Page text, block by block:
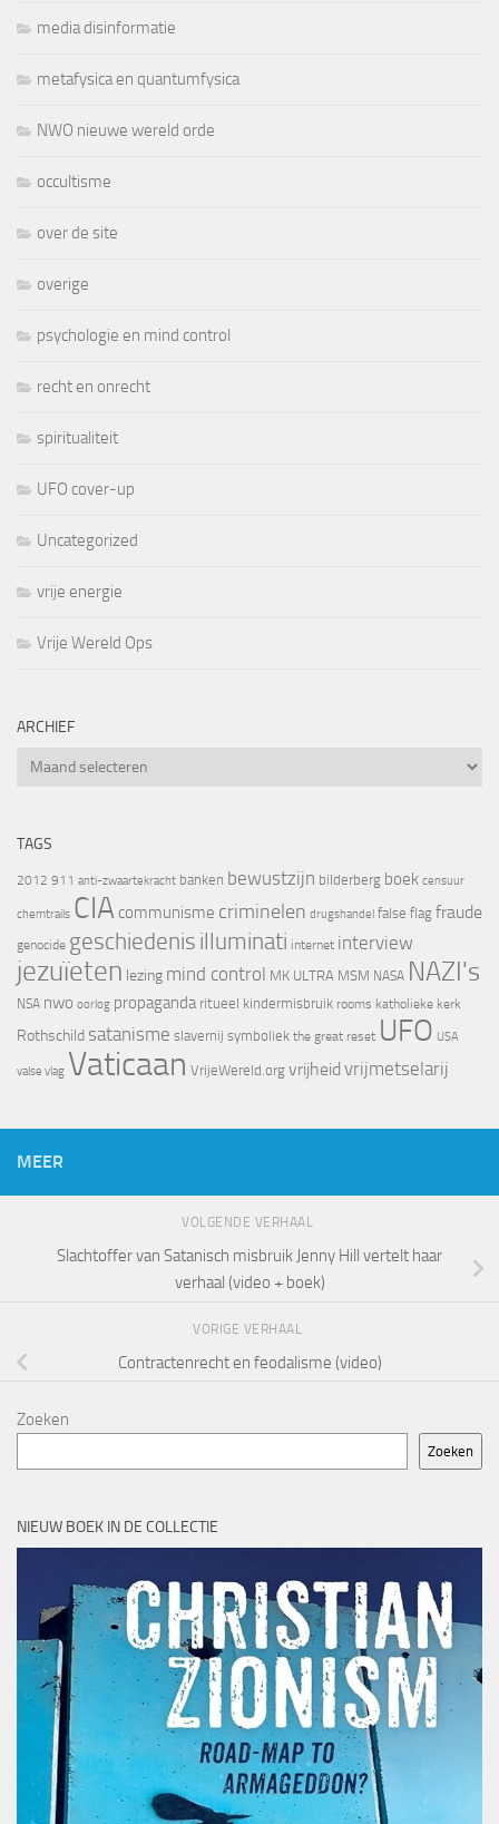
media disinformatie
metafysica en quantumfysica
NWO nieuwe wereld orde
occultisme
over de site
overige
psychologie en mind control
recht en onrecht
spiritualiteit
UFO cover-up
Uncategorized
vrije energie
Vrije Wereld Ops
ARCHIEF
Archief
TAGS
2012 911 anti-zwaartekracht banken bewustzijn bilderberg boek censuur
chemtrails CIA communisme criminelen drugshandel false flag fraude
genocide geschiedenis illuminati internet interview
jezuïeten lezing mind control MK ULTRA MSM NASA NAZI's
NSA nwo oorlog propaganda ritueel kindermisbruik rooms katholieke kerk
Rothschild satanisme slavernij symboliek the great reset UFO USA
valse vlag Vaticaan VrijeWereld.org vrijheid vrijmetselarij
MEER
VOLGENDE VERHAAL
Slachtoffer van Satanisch misbruik Jenny Hill vertelt haar
verhaal (video + boek)
VORIGE VERHAAL
Contractenrecht en feodalisme (video)
Zoeken
Zoeken
NIEUW BOEK IN DE COLLECTIE